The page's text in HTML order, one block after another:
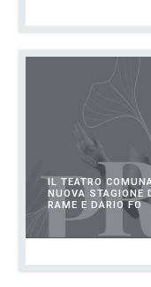
IL TEATRO
NUOVA STAGIONE
RAME E DARIO FO